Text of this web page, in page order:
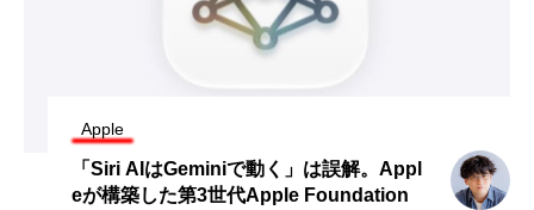
Apple
「Siri AIはGeminiで動く」は誤解。Appl
eが構築した第3世代Apple Foundation